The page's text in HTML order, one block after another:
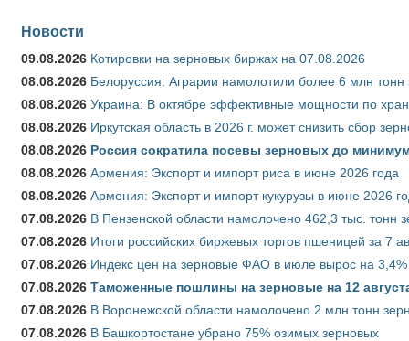
Новости
09.08.2026 Котировки на зерновых биржах на 07.08.2026
08.08.2026 Белоруссия: Аграрии намолотили более 6 млн тонн
08.08.2026 Украина: В октябре эффективные мощности по
08.08.2026 Иркутская область в 2026 г. может снизить сбор
08.08.2026 Россия сократила посевы зерновых до
08.08.2026 Армения: Экспорт и импорт риса в июне 2026 года
08.08.2026 Армения: Экспорт и импорт кукурузы в июне 2026
07.08.2026 В Пензенской области намолочено 462,3 тыс. тонн
07.08.2026 Итоги российских биржевых торгов пшеницей за 7
07.08.2026 Индекс цен на зерновые ФАО в июле вырос на 3,4%
07.08.2026 Таможенные пошлины на зерновые на 12
07.08.2026 В Воронежской области намолочено 2 млн тонн
07.08.2026 В Башкортостане убрано 75% озимых зерновых